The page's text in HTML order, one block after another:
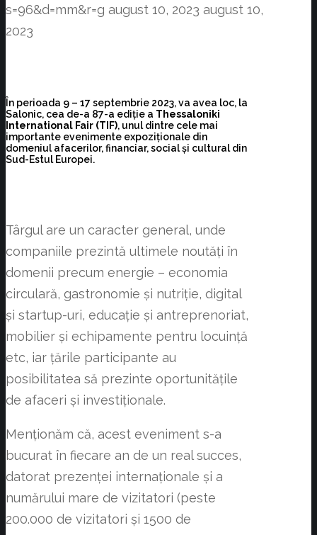
s=96&d=mm&r=g august 10, 2023 august 10,
2023
În perioada 9 – 17 septembrie 2023, va avea loc, la
Salonic, cea de-a 87-a ediție a Thessaloniki
International Fair (TIF), unul dintre cele mai
importante evenimente expoziționale din
domeniul afacerilor, financiar, social și cultural din
Sud-Estul Europei.
Târgul are un caracter general, unde
companiile prezintă ultimele noutăţi în
domenii precum energie – economia
circulară, gastronomie și nutriție, digital
și startup-uri, educație și antreprenoriat,
mobilier și echipamente pentru locuință
etc, iar ţările participante au
posibilitatea să prezinte oportunităţile
de afaceri şi investiţionale.
Menţionăm că, acest eveniment s-a
bucurat în fiecare an de un real succes,
datorat prezenţei internaţionale şi a
numărului mare de vizitatori (peste
200.000 de vizitatori și 1500 de